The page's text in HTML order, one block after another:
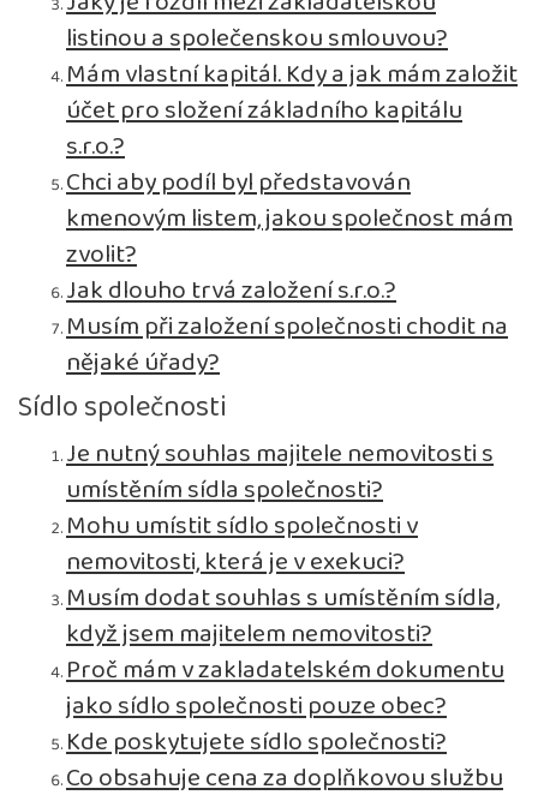
listinou a společenskou smlouvou?
Mám vlastní kapitál. Kdy a jak mám založit
účet pro složení základního kapitálu
s.r.o.?
Chci aby podíl byl představován
kmenovým listem, jakou společnost mám
zvolit?
Jak dlouho trvá založení s.r.o.?
Musím při založení společnosti chodit na
nějaké úřady?
Sídlo společnosti
Je nutný souhlas majitele nemovitosti s
umístěním sídla společnosti?
Mohu umístit sídlo společnosti v
nemovitosti, která je v exekuci?
Musím dodat souhlas s umístěním sídla,
když jsem majitelem nemovitosti?
Proč mám v zakladatelském dokumentu
jako sídlo společnosti pouze obec?
Kde poskytujete sídlo společnosti?
Co obsahuje cena za doplňkovou službu